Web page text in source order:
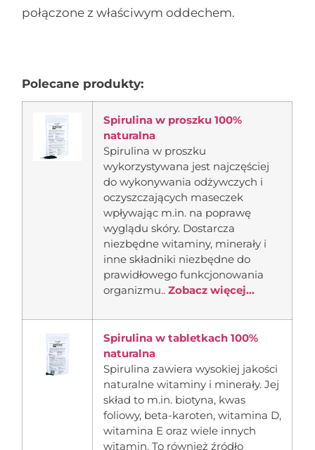
połączone z właściwym oddechem.
Polecane produkty:
Spirulina w proszku 100%
naturalna
Spirulina w proszku
wykorzystywana jest najczęściej
do wykonywania odżywczych i
oczyszczających maseczek
wpływając m.in. na poprawę
wyglądu skóry. Dostarcza
niezbędne witaminy, minerały i
inne składniki niezbędne do
prawidłowego funkcjonowania
organizmu..Zobacz więcej...
Spirulina w tabletkach 100%
naturalna
Spirulina zawiera wysokiej jakości
naturalne witaminy i minerały. Jej
skład to m.in. biotyna, kwas
foliowy, beta-karoten, witamina D,
witamina E oraz wiele innych
witamin. To również źródło